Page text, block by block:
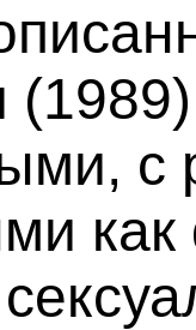
как